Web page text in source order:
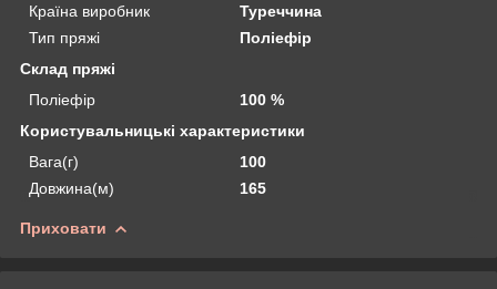
Країна виробник
Туреччина
Тип пряжі
Поліефір
Склад пряжі
Поліефір
100 %
Користувальницькі характеристики
Вага(г)
100
Довжина(м)
165
Приховати